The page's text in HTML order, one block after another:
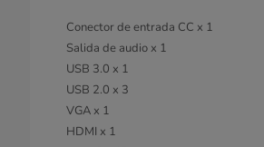
Conector de entrada CC x 1
Salida de audio x 1
USB 3.0 x 1
USB 2.0 x 3
VGA x 1
HDMI x 1